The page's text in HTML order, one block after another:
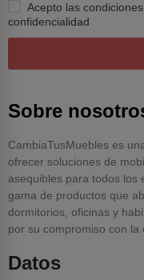
Sobre
CambiaTusMuebles es
ofrecer soluciones de
asequibles para todos los
gama de productos que
dormitorios, oficinas y
por su compromiso con la
Datos
Acepto las
confidencialidad